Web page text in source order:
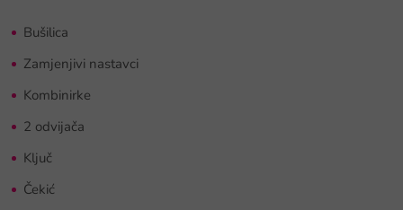
Bušilica
Zamjenjivi nastavci
Kombinirke
2 odvijača
Ključ
Čekić